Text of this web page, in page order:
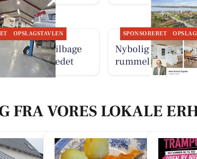
OPSLAGSTAVLEN
er tilbage
på værkstedet
SPONSORERET
Nybolig Hadsund
rummelig villa
FRA VORES LOKALE